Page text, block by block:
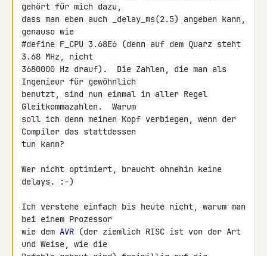
gehört für mich dazu,
dass man eben auch _delay_ms(2.5) angeben kann,
genauso wie
#define F_CPU 3.68E6 (denn auf dem Quarz steht
3.68 MHz, nicht
3680000 Hz drauf).  Die Zahlen, die man als
Ingenieur für gewöhnlich
benutzt, sind nun einmal in aller Regel
Gleitkommazahlen.  Warum
soll ich denn meinen Kopf verbiegen, wenn der
Compiler das stattdessen
tun kann?
Wer nicht optimiert, braucht ohnehin keine
delays. :-)
Ich verstehe einfach bis heute nicht, warum man
bei einem Prozessor
wie dem AVR (der ziemlich RISC ist von der Art
und Weise, wie die